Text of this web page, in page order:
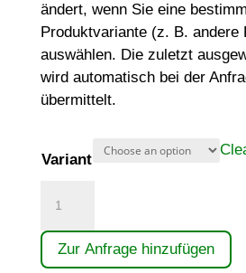
ändert, wenn Sie eine
Produktvariante (z. B. andere
auswählen. Die zuletzt
wird automatisch bei der
übermittelt.
Variant
(0,90/1,30/1,70)
quantity
Zur Anfrage hinzufügen